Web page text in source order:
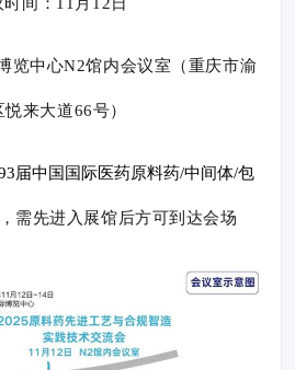
览中心N2馆内会议室 （重庆市渝
悦来大道66号）
届中国国际医药原料药/中间体/包
需先进入展馆后方可到达会场